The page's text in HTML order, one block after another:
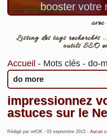
booster votre
Listing des tags recherchés
outils SEO
Accueil - Mots clés- do-
do more
impressionnez
astuces sur le
Rédigé par refOK - 03 septembre 2015- Aucun